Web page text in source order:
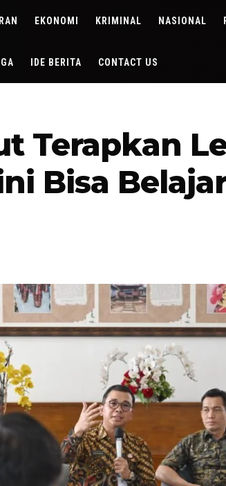
EKONOMI KRIMINAL NASIONAL
IDE BERITA CONTACT US
Terapkan
Bisa